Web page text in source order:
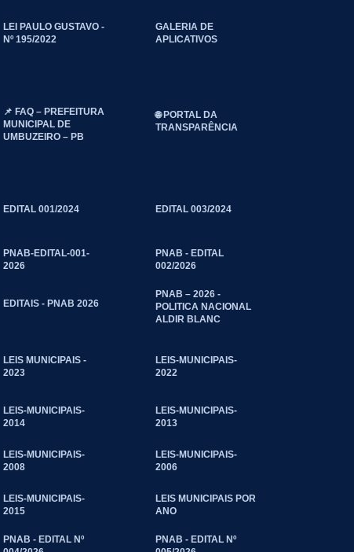
LEI PAULO GUSTAVO -
Nº 195/2022
GALERIA DE
APLICATIVOS
📌 FAQ – PREFEITURA
MUNICIPAL DE
UMBUZEIRO – PB
🌐 PORTAL DA
TRANSPARÊNCIA
EDITAL 001/2024 EDITAL 003/2024
PNAB-EDITAL-001-
2026
PNAB - EDITAL
002/2026
EDITAIS - PNAB 2026
PNAB – 2026 -
POLITICA NACIONAL
ALDIR BLANC
LEIS MUNICIPAIS -
2023
LEIS-MUNICIPAIS-
2022
LEIS-MUNICIPAIS-
2014
LEIS-MUNICIPAIS-
2013
LEIS-MUNICIPAIS-
2008
LEIS-MUNICIPAIS-
2006
LEIS-MUNICIPAIS-
2015
LEIS MUNICIPAIS POR
ANO
PNAB - EDITAL Nº
PNAB - EDITAL Nº